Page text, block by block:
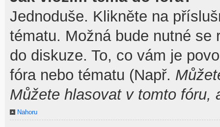
Jednoduše. Klikněte na
tématu. Možná bude nutné se
do diskuze. To, co vám je
fóra nebo tématu (Např.
Můžete hlasovat v tomto fóru,
Nahoru